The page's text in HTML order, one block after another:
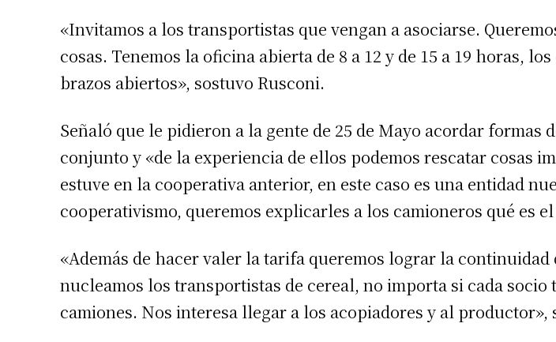
«Invitamos a los transportistas que vengan a asociarse.
cosas. Tenemos la oficina abierta de 8 a 12 y de 15 a 19 horas,
brazos abiertos», sostuvo Rusconi.
Señaló que le pidieron a la gente de 25 de Mayo acordar formas
conjunto y «de la experiencia de ellos podemos rescatar cosas
estuve en la cooperativa anterior, en este caso es una entidad
cooperativismo, queremos explicarles a los camioneros qué es
«Además de hacer valer la tarifa queremos lograr la continuidad
nucleamos los transportistas de cereal, no importa si cada socio
camiones. Nos interesa llegar a los acopiadores y al productor»,